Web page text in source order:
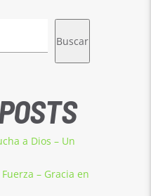
Buscar
a Dios – Un
– Gracia en